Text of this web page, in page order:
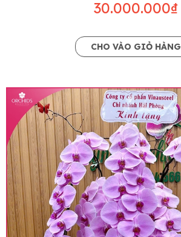
Lưu ý về giá niêm yết
• Giá trên website chưa bao gồm
• Giá trên được miễn ship giao
miễn phí in thiệp - banner theo
hàng.
• Beautiful Orchids liên kết với
trên toàn quốc để phục vụ giao
khu vực sẽ có mức giá khác nhau
phí mặt bằng, nguyên vật liệu,..)
thay đổi so với giá niêm yết trên
hàng ở Tỉnh thành khác vui lòng
giá trước khi đặt hàng, shop sẽ
chính xác khi có địa chỉ giao hàng
30.000.000₫
CHO VÀO GIỎ HÀNG